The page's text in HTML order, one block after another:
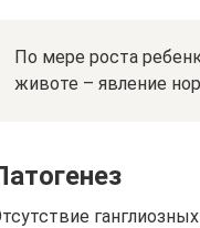
По мере роста
животе – явление